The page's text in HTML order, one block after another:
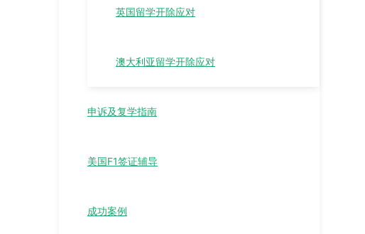
英国留学开除应对
澳大利亚留学开除应对
申诉及复学指南
美国F1签证辅导
成功案例